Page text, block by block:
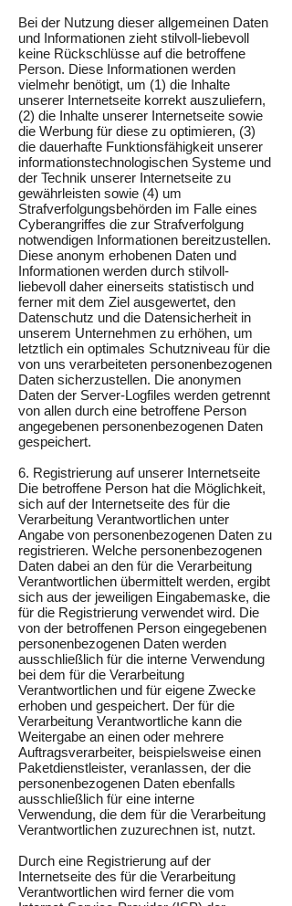
Bei der Nutzung dieser allgemeinen Daten
und Informationen zieht stilvoll-liebevoll
keine Rückschlüsse auf die betroffene
Person. Diese Informationen werden
vielmehr benötigt, um (1) die Inhalte
unserer Internetseite korrekt auszuliefern,
(2) die Inhalte unserer Internetseite sowie
die Werbung für diese zu optimieren, (3)
die dauerhafte Funktionsfähigkeit unserer
informationstechnologischen Systeme und
der Technik unserer Internetseite zu
gewährleisten sowie (4) um
Strafverfolgungsbehörden im Falle eines
Cyberangriffes die zur Strafverfolgung
notwendigen Informationen bereitzustellen.
Diese anonym erhobenen Daten und
Informationen werden durch stilvoll-
liebevoll daher einerseits statistisch und
ferner mit dem Ziel ausgewertet, den
Datenschutz und die Datensicherheit in
unserem Unternehmen zu erhöhen, um
letztlich ein optimales Schutzniveau für die
von uns verarbeiteten personenbezogenen
Daten sicherzustellen. Die anonymen
Daten der Server-Logfiles werden getrennt
von allen durch eine betroffene Person
angegebenen personenbezogenen Daten
gespeichert.
6. Registrierung auf unserer Internetseite
Die betroffene Person hat die Möglichkeit,
sich auf der Internetseite des für die
Verarbeitung Verantwortlichen unter
Angabe von personenbezogenen Daten zu
registrieren. Welche personenbezogenen
Daten dabei an den für die Verarbeitung
Verantwortlichen übermittelt werden, ergibt
sich aus der jeweiligen Eingabemaske, die
für die Registrierung verwendet wird. Die
von der betroffenen Person eingegebenen
personenbezogenen Daten werden
ausschließlich für die interne Verwendung
bei dem für die Verarbeitung
Verantwortlichen und für eigene Zwecke
erhoben und gespeichert. Der für die
Verarbeitung Verantwortliche kann die
Weitergabe an einen oder mehrere
Auftragsverarbeiter, beispielsweise einen
Paketdienstleister, veranlassen, der die
personenbezogenen Daten ebenfalls
ausschließlich für eine interne
Verwendung, die dem für die Verarbeitung
Verantwortlichen zuzurechnen ist, nutzt.
Durch eine Registrierung auf der
Internetseite des für die Verarbeitung
Verantwortlichen wird ferner die vom